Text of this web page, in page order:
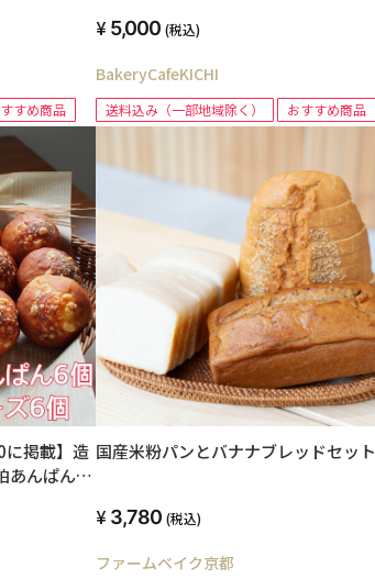
すめ商品
5,000 (税込)
BakeryCafeKICHI
送料込み（一部地域除く） おすすめ商品
に掲載】造
あんぱん6
国産米粉パンとバナナブレッドセット
3,780 (税込)
ファームベイク京都